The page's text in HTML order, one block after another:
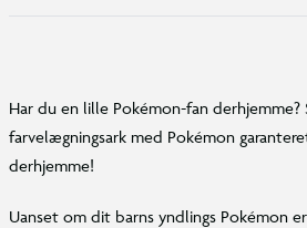
Har du en lille Pokémon-fan derhjemme?
farvelægningsark med Pokémon
derhjemme!
Uanset om dit barns yndlings Pokémon